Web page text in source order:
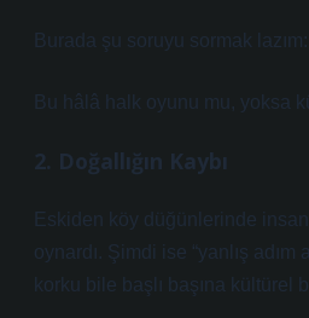
Burada şu soruyu sormak lazım:
Bu hâlâ halk oyunu mu, yoksa
2. Doğallığın Kaybı
Eskiden köy düğünlerinde
oynardı. Şimdi ise “yanlış adım
korku bile başlı başına kültürel